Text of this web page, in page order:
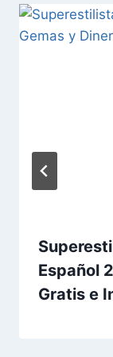
Español
Gratis e